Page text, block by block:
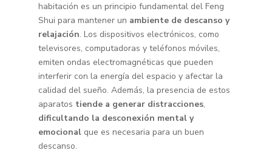
habitación es un principio fundamental del Feng
Shui para mantener un ambiente de descanso y
relajación. Los dispositivos electrónicos, como
televisores, computadoras y teléfonos móviles,
emiten ondas electromagnéticas que pueden
interferir con la energía del espacio y afectar la
calidad del sueño. Además, la presencia de estos
aparatos tiende a generar distracciones,
dificultando la desconexión mental y
emocionalque es necesaria para un buen
descanso.